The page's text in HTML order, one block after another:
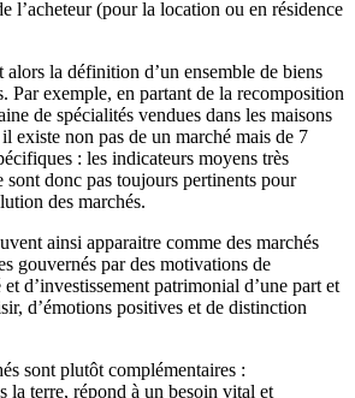
l’acheteur (pour la location ou en résidence
la définition d’un ensemble de biens
Par exemple, en partant de la recomposition
de spécialités vendues dans les maisons
existe non pas de un marché mais de 7
: les indicateurs moyens très
sont donc pas toujours pertinents pour
des marchés.
ainsi apparaitre comme des marchés
gouvernés par des motivations de
d’investissement patrimonial d’une part et
d’émotions positives et de distinction
sont plutôt complémentaires :
la terre, répond à un besoin vital et